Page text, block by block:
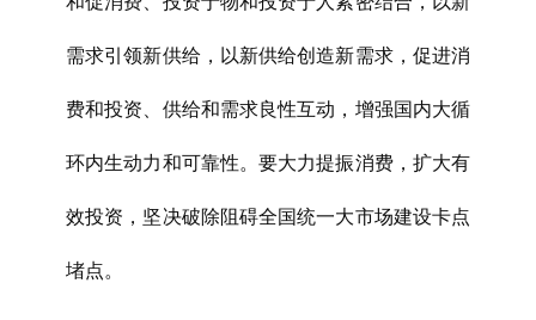
需求引领新供给，以新供给创造新需求，促进消
费和投资、供给和需求良性互动，增强国内大循
环内生动力和可靠性。要大力提振消费，扩大有
效投资，坚决破除阻碍全国统一大市场建设卡点
堵点。